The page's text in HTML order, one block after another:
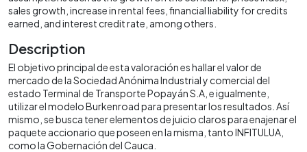
sales growth, increase in rental fees, financial liability for credits
earned, and interest credit rate, among others.
Description
El objetivo principal de esta valoración es hallar el valor de
mercado de la Sociedad Anónima Industrial y comercial del
estado Terminal de Transporte Popayán S.A, e igualmente,
utilizar el modelo Burkenroad para presentar los resultados. Así
mismo, se busca tener elementos de juicio claros para enajenar el
paquete accionario que poseen en la misma, tanto INFITULUA,
como la Gobernación del Cauca.